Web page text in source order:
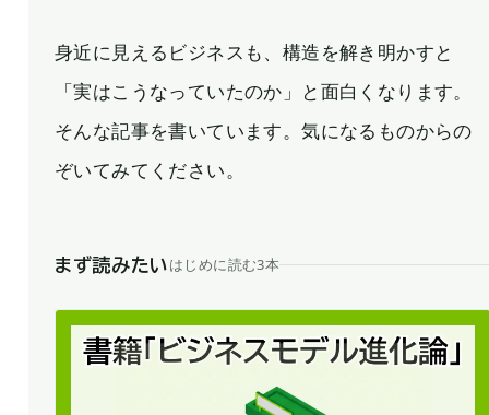
身近に見えるビジネスも、構造を解き明かすと
「実はこうなっていたのか」と面白くなります。
そんな記事を書いています。気になるものからの
ぞいてみてください。
まず読みたいはじめに読む3本